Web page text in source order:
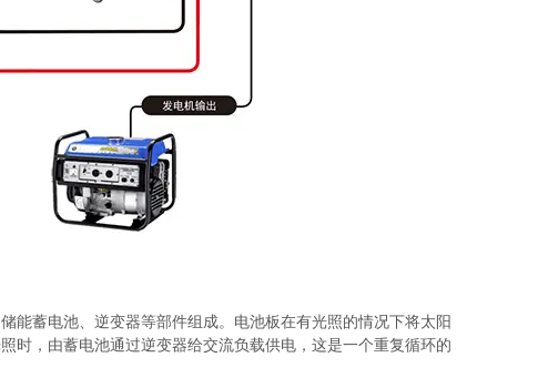
能蓄电池、逆变器等部件组成。电池板在有光照的情况下将太阳
时，由蓄电池通过逆变器给交流负载供电，这是一个重复循环的